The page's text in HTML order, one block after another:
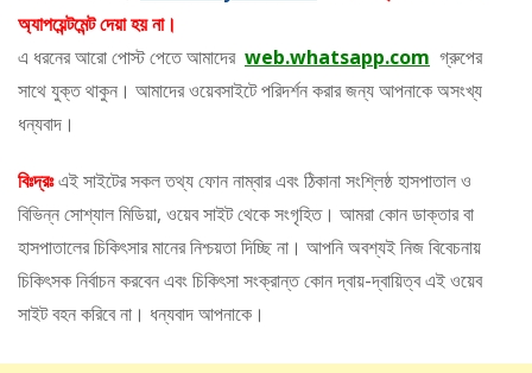
অ্যাপয়েন্টমেন্ট দেয়া হয় না।
এ ধরনের আরো পোস্ট পেতে আমাদের web.whatsapp.com গ্রুপের
সাথে যুক্ত থাকুন। আমাদের ওয়েবসাইটে পরিদর্শন করার জন্য আপনাকে অসংখ্য
ধন্যবাদ।
বিঃদ্রঃএই সাইটের সকল তথ্য ফোন নাম্বার এবং ঠিকানা সংশ্লিষ্ঠ হাসপাতাল ও
বিভিন্ন সোশ্যাল মিডিয়া, ওয়েব সাইট থেকে সংগৃহিত। আমরা কোন ডাক্তার বা
হাসপাতালের চিকিৎসার মানের নিশ্চয়তা দিচ্ছি না। আপনি অবশ্যই নিজ বিবেচনায়
চিকিৎসক নির্বাচন করবেন এবং চিকিৎসা সংক্রান্ত কোন দ্বায়-দ্বায়িত্ব এই ওয়েব
সাইট বহন করিবে না। ধন্যবাদ আপনাকে।